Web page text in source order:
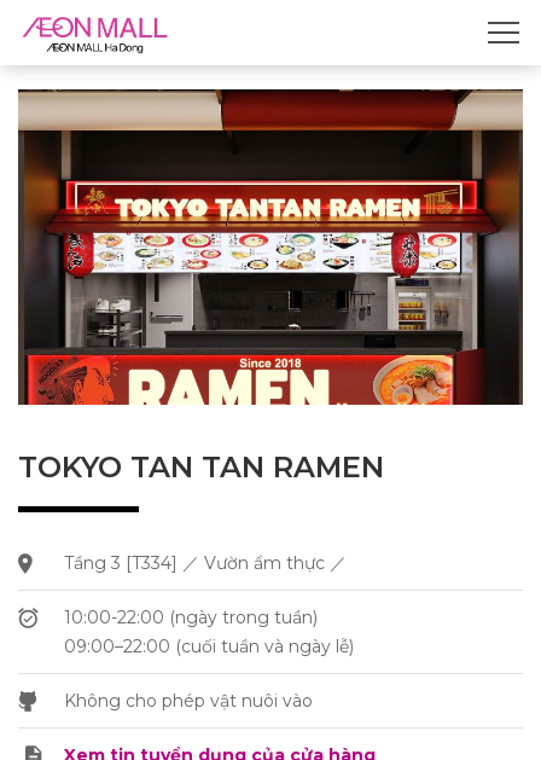
TOKYO TAN TAN RAMEN
Tầng 3 [T334] ／ Vườn ẩm thực ／
10:00-22:00 (ngày trong tuần)
09:00–22:00 (cuối tuần và ngày lễ)
Không cho phép vật nuôi vào
Xem tin tuyển dụng của cửa hàng